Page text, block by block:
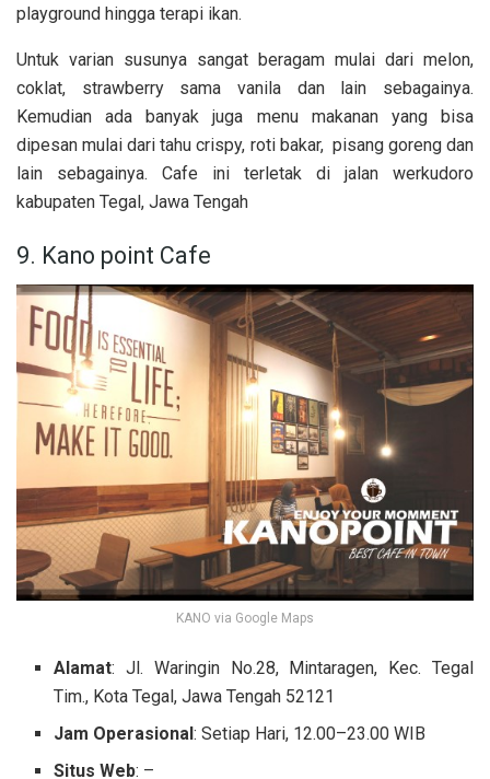
playground hingga terapi ikan.
Untuk varian susunya sangat beragam mulai dari melon,
coklat, strawberry sama vanila dan lain sebagainya.
Kemudian ada banyak juga menu makanan yang bisa
dipesan mulai dari tahu crispy, roti bakar, pisang goreng dan
lain sebagainya. Cafe ini terletak di jalan werkudoro
kabupaten Tegal, Jawa Tengah
9. Kano point Cafe
KANO via Google Maps
Alamat: Jl. Waringin No.28, Mintaragen, Kec. Tegal
Tim., Kota Tegal, Jawa Tengah 52121
Jam Operasional: Setiap Hari, 12.00–23.00 WIB
Situs Web: –